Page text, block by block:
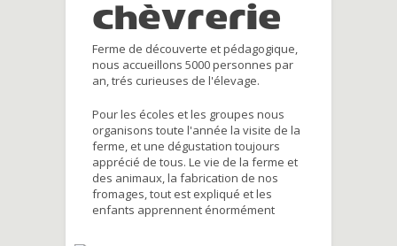
chèvrerie
Ferme de découverte et pédagogique,
nous accueillons 5000 personnes par
an, trés curieuses de l'élevage.
Pour les écoles et les groupes nous
organisons toute l'année la visite de la
ferme, et une dégustation toujours
apprécié de tous. Le vie de la ferme et
des animaux, la fabrication de nos
fromages, tout est expliqué et les
enfants apprennent énormément